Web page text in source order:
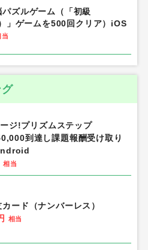
ズルゲーム（「初級
」ゲームを500回クリア）iOS
当
ジ!プリズムステップ
到達し課題報酬受け取り
相当
ード（ナンバーレス）
相当